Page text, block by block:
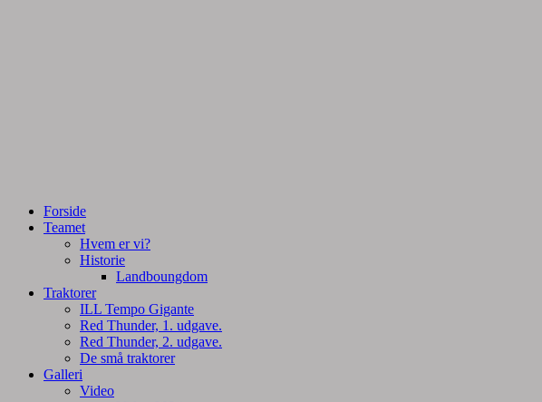
Forside
Teamet
Hvem er vi?
Historie
Landboungdom
Traktorer
ILL Tempo Gigante
Red Thunder, 1. udgave.
Red Thunder, 2. udgave.
De små traktorer
Galleri
Video